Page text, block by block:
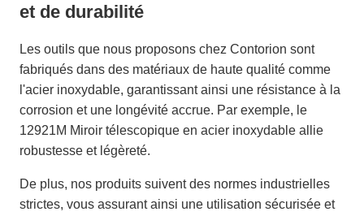
et de durabilité
Les outils que nous proposons chez Contorion sont
fabriqués dans des matériaux de haute qualité comme
l'acier inoxydable, garantissant ainsi une résistance à la
corrosion et une longévité accrue. Par exemple, le
12921M Miroir télescopique en acier inoxydable allie
robustesse et légèreté.
De plus, nos produits suivent des normes industrielles
strictes, vous assurant ainsi une utilisation sécurisée et